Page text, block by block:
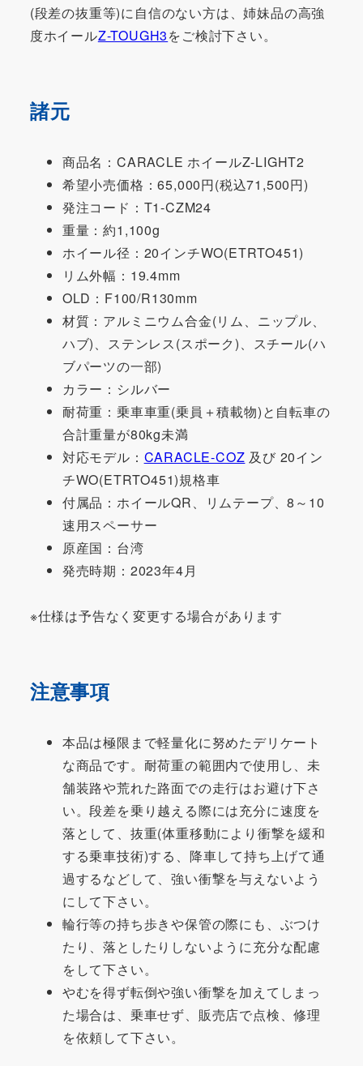
(段差の抜重等)に自信のない方は、姉妹品の高強
度ホイールZ-TOUGH3をご検討下さい。
諸元
商品名：CARACLE ホイールZ-LIGHT2
希望小売価格：65,000円(税込71,500円)
発注コード：T1-CZM24
重量：約1,100g
ホイール径：20インチWO(ETRTO451)
リム外幅：19.4mm
OLD：F100/R130mm
材質：アルミニウム合金(リム、ニップル、
ハブ)、ステンレス(スポーク)、スチール(ハ
ブパーツの一部)
カラー：シルバー
耐荷重：乗車車重(乗員＋積載物)と自転車の
合計重量が80kg未満
対応モデル： CARACLE-COZ 及び 20イン
チWO(ETRTO451)規格車
付属品：ホイールQR、リムテープ、8～10
速用スペーサー
原産国：台湾
発売時期：2023年4月
※仕様は予告なく変更する場合があります
注意事項
本品は極限まで軽量化に努めたデリケート
な商品です。耐荷重の範囲内で使用し、未
舗装路や荒れた路面での走行はお避け下さ
い。段差を乗り越える際には充分に速度を
落として、抜重(体重移動により衝撃を緩和
する乗車技術)する、降車して持ち上げて通
過するなどして、強い衝撃を与えないよう
にして下さい。
輪行等の持ち歩きや保管の際にも、ぶつけ
たり、落としたりしないように充分な配慮
をして下さい。
やむを得ず転倒や強い衝撃を加えてしまっ
た場合は、乗車せず、販売店で点検、修理
を依頼して下さい。